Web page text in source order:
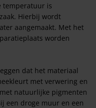
temperatuur is
Hierbij wordt
aangemaakt. Met het
worden
dat het materiaal
met verwering en
natuurlijke pigmenten
een droge muur en een